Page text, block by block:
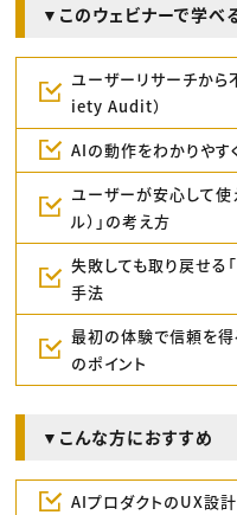
▼このウェビナーで学べ
ユーザーリサーチか
iety Audit）
AIの動作をわかりやす
ユーザーが安心して使
ル）」の考え方
失敗しても取り戻せる
手法
最初の体験で信頼を
のポイント
▼こんな方におすすめ
AIプロダクトのUX設